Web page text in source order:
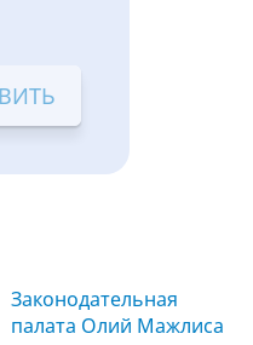
Законодательная
палата Олий Мажлиса